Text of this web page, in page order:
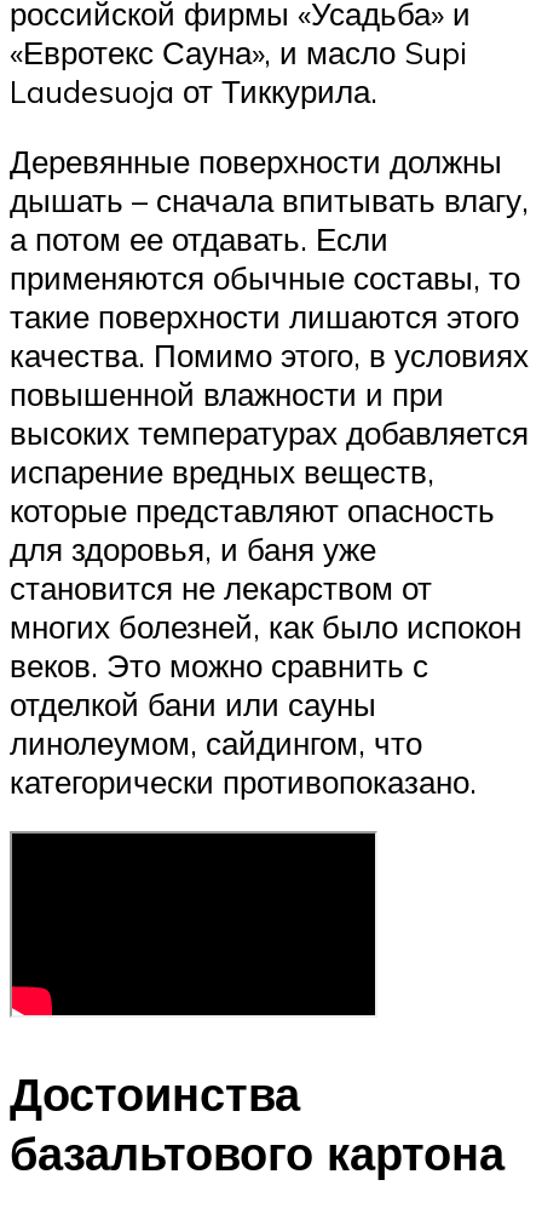
российской фирмы «Усадьба» и
«Евротекс Сауна», и масло Supi
Laudesuoja от Тиккурила.
Деревянные поверхности должны
дышать – сначала впитывать влагу,
а потом ее отдавать. Если
применяются обычные составы, то
такие поверхности лишаются этого
качества. Помимо этого, в условиях
повышенной влажности и при
высоких температурах добавляется
испарение вредных веществ,
которые представляют опасность
для здоровья, и баня уже
становится не лекарством от
многих болезней, как было испокон
веков. Это можно сравнить с
отделкой бани или сауны
линолеумом, сайдингом, что
категорически противопоказано.
Достоинства
базальтового картона